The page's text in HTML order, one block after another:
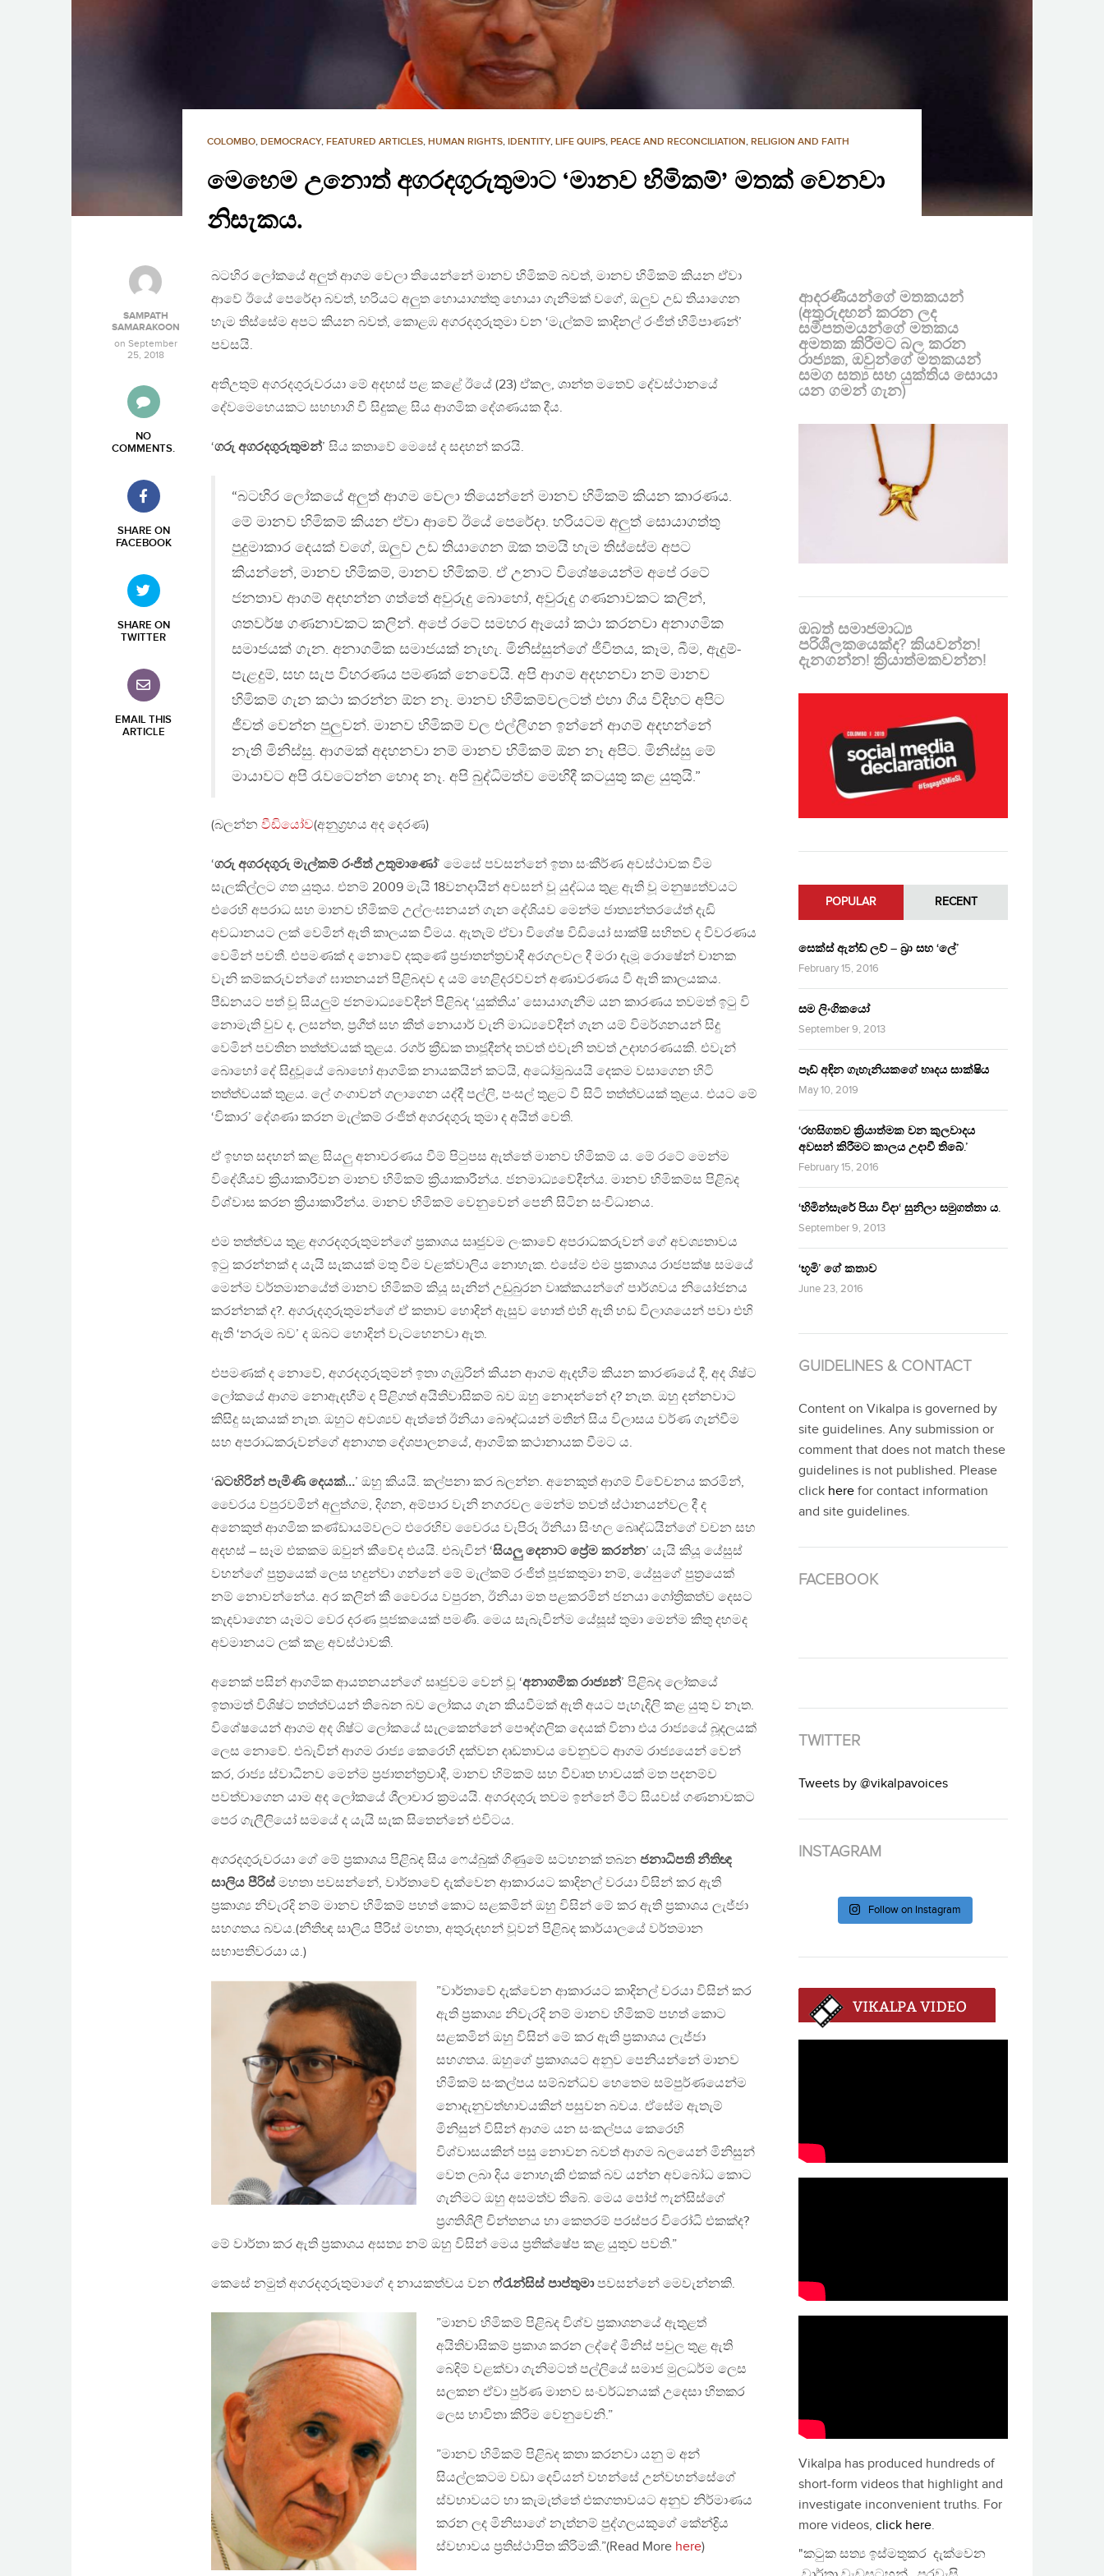
COLOMBO, DEMOCRACY, FEATURED ARTICLES, HUMAN RIGHTS, IDENTITY, LIFE QUIPS, PEACE AND RECONCILIATION, RELIGION AND FAITH
මෙහෙම උනොත් අගරදගුරුතුමාට ‘මානව හිමිකම්’ මතක් වෙනවා
නිසැකය.
SAMPATH
SAMARAKOON
on September
25, 2018
NO
COMMENTS.
SHARE ON
FACEBOOK
SHARE ON
TWITTER
EMAIL THIS
ARTICLE
බටහිර ලෝකයේ අලුත් ආගම වෙලා තියෙන්නේ මානව හිමිකම් බවත්, මානව හිමිකම් කියන ඒවා
ආවේ ඊයේ පෙරේදා බවත්, හරියට අලුත හොයාගත්තු හොයා ගැනීමක් වගේ, ඔලුව උඩ තියාගෙන
හැම තිස්සේම අපට කියන බවත්, කොළඹ අගරදගුරුතුමා වන ‘මැල්කම් කාදිනල් රංජිත් හිමිපාණන්’
පවසයි.
අතිඋතුම් අගරදගුරුවරයා මේ අදහස් පළ කළේ ඊයේ (23) ඒකල, ශාන්ත මතෙව් දේවස්ථානයේ
දේවමෙහෙයකට සහභාගි වී සිදුකළ සිය ආගමික දේශණයක දීය.
‘ගරු අගරදගුරුතුමන්’ සිය කතාවේ මෙසේ ද සදහන් කරයි.
“බටහිර ලෝකයේ අලුත් ආගම වෙලා තියෙන්නේ මානව හිමිකම් කියන කාරණය.
මේ මානව හිමිකම් කියන ඒවා ආවේ ඊයේ පෙරේදා. හරියටම අලුත් සොයාගත්තු
පුදුමාකාර දෙයක් වගේ, ඔලුව උඩ තියාගෙන ඕක තමයි හැම තිස්සේම අපට
කියන්නේ, මානව හිමිකම්, මානව හිමිකම්. ඒ උනාට විශේෂයෙන්ම අපේ රටේ
ජනතාව ආගම් අදහන්න ගත්තේ අවුරුදු බොහෝ, අවුරුදු ගණනාවකට කලින්,
ශතවර්ෂ ගණනාවකට කලින්. අපේ රටේ සමහර ඈයෝ කථා කරනවා අනාගමික
සමාජයක් ගැන. අනාගමික සමාජයක් නැහැ. මිනිස්සුන්ගේ ජීවිතය, කෑම, බීම, ඇදුම්-
පැළදුම්, සහ සැප විහරණය පමණක් නෙවෙයි. අපි ආගම අදහනවා නම් මානව
හිමිකම් ගැන කථා කරන්න ඕන නෑ. මානව හිමිකම්වලටත් එහා ගිය විදිහට අපිට
ජීවත් වෙන්න පුලුවන්. මානව හිමිකම් වල එල්ලීගන ඉන්නේ ආගම් අදහන්නේ
නැති මිනිස්සු. ආගමක් අදහනවා නම් මානව හිමිකම් ඕන නෑ අපිට. මිනිස්සු මේ
මායාවට අපි රැවටෙන්න හොද නෑ. අපි බුද්ධිමත්ව මෙහිදී කටයුතු කළ යුතුයි.”
(බලන්න වීඩියෝව(අනුග්‍රහය අද දෙරණ)
‘ගරු අගරදගුරු මැල්කම් රංජිත් උතුමාණෝ’ මෙසේ පවසන්නේ ඉතා සංකීර්ණ අවස්ථාවක වීම
සැලකිල්ලට ගත යුතුය. එනම් 2009 මැයි 18වනදායින් අවසන් වූ යුද්ධය තුළ ඇති වූ මනුෂ්‍යත්වයට
එරෙහි අපරාධ සහ මානව හිමිකම් උල්ලංඝනයන් ගැන දේශියව මෙන්ම ජාත්‍යන්තරයේත් දැඩි
අවධානයට ලක් වෙමින් ඇති කාලයක වීමය. ඇතැම් ඒවා විශේෂ විඩියෝ සාක්ෂි සහිතව ද විවරණය
වෙමින් පවතී. එපමණක් ද නොවේ දකුණේ ප්‍රජාතන්ත්‍රවාදී අරගලවල දී මරා දැමූ රොෂේන් චානක
වැනි කම්කරුවන්ගේ ඝාතනයන් පිළිබදව ද යම් හෙළිදරව්වන් අණාවරණය වී ඇති කාලයකය.
පීඩනයට පත් වූ සියලුම් ජනමාධ්‍යවේදීන් පිළිබද ‘යුක්තිය’ සොයාගැනීම යන කාරණය තවමත් ඉටු වි
නොමැති වුව ද, ලසන්ත, ප්‍රගීත් සහ කීත් නොයාර් වැනි මාධ්‍යවේදීන් ගැන යම් විමර්ශනයන් සිදු
වෙමින් පවතින තත්ත්වයක් තුළය. රගර් ක්‍රීඩක තාජූදීන්ද තවත් එවැනි තවත් උදාහරණයකි. එවැන්
බොහෝ දේ සිදුවූයේ බොහෝ ආගමික නායකයින් කටයි, අධෝමුඛයයි දෙකම වසාගෙන හිටි
තත්ත්වයක් තුළය. ලේ ගංගාවන් ගලාගෙන යද්දී පල්ලි, පංසල් තුළට වී සිටි තත්ත්වයක් තුළය. එයට මේ
‘විකාර’ දේශණා කරන මැල්කම් රංජිත් අගරදගුරු තුමා ද අයිත් වෙති.
ඒ ඉහත සදහන් කළ සියලු අනාවරණය වීම් පිටුපස ඇත්තේ මානව හිමිකම් ය. මේ රටේ මෙන්ම
විදේශීයව ක්‍රියාකාරීවන මානව හිමිකම් ක්‍රියාකාරීන්ය. ජනමාධ්‍යවේදීන්ය. මානව හිමිකම්ස පිළිබද
විශ්වාස කරන ක්‍රියාකාරීන්ය. මානව හිමිකම් වෙනුවෙන් පෙනී සිටින සංවිධානය.
එම තත්ත්වය තුළ අගරදගුරුතුමන්ගේ ප්‍රකාශය සෘජුවම ලංකාවේ අපරාධකරුවන් ගේ අවශ්‍යතාවය
ඉටු කරන්නක් ද යැයි සැකයක් මතු වීම වළක්වාලිය නොහැක. එසේම එම ප්‍රකාශය රාජපක්ෂ සමයේ
මෙන්ම වර්තමානයේත් මානව හිමිකම් කියූ සැනින් උඩුබුරන වෘක්කයන්ගේ පාර්ශවය නියෝජනය
කරන්නක් ද?. අගරුදගුරුතුමන්ගේ ඒ කතාව හොදින් ඇසුව හොත් එහි ඇති හඩ විලාශයෙන් පවා එහි
ඇති ‘නරුම බව’ ද ඔබට හොදින් වැටහෙනවා ඇත.
එපමණක් ද නොවේ, අගරදගුරුතුමන් ඉතා ගැඹුරින් කියන ආගම ඇදහීම කියන කාරණයේ දී, අද ශිෂ්ට
ලෝකයේ ආගම නොඇදහීම ද පිළිගත් අයිතිවාසිකම් බව ඔහු නොදන්නේ ද? නැත. ඔහු දන්නවාට
කිසිදු සැකයක් නැත. ඔහුට අවශ්‍යව ඇත්තේ ඊනියා බෞද්ධයන් මතින් සිය විලාසය වර්ණ ගැන්වීම
සහ අපරාධකරුවන්ගේ අනාගත දේශපාලනයේ, ආගමික කථානායක වීමට ය.
‘බටහිරින් පැමිණි දෙයක්…’ ඔහු කියයි. කල්පනා කර බලන්න. අනෙකුත් ආගම් විවේචනය කරමින්,
වෛරය වපුරවමින් අලුත්ගම, දිගන, අම්පාර වැනි නගරවල මෙන්ම තවත් ස්ථානයන්වල දී ද
අනෙකුත් ආගමික කණ්ඩායම්වලට එරෙහිව වෛරය වැපිරූ ඊනියා සිංහල බෙෘද්ධයින්ගේ වචන සහ
අදහස් – සෑම එකකම ඔවුන් කීවේද එයයි. එබැවින් ‘සියලු දෙනාට ප්‍රේම කරන්න’ යැයි කියූ යේසුස්
වහන්ගේ පුත්‍රයෙක් ලෙස හදුන්වා ගන්නේ මේ මැල්කම් රංජිත් පූජකතුමා නම්, යේසුගේ පුත්‍රයෙක්
නම් නොවන්නේය. අර කලින් කී වෛරය වපුරන, ඊනියා මත පළකරමින් ජනයා ගෝත්‍රිකත්ව දෙසට
කැදවාගෙන යෑමට වෙර දරණ පූජකයෙක් පමණි. මෙය සැබැවින්ම යේසූස් තුමා මෙන්ම කිතු දහමද
අවමානයට ලක් කළ අවස්ථාවකි.
අනෙක් පසින් ආගමික ආයතනයන්ගේ සෘජුවම වෙන් වූ ‘අනාගමික රාජ්‍යන්’ පිළිබද ලෝකයේ
ඉතාමත් විශිෂ්ට තත්ත්වයන් තිබෙන බව ලෝකය ගැන කියවීමක් ඇති අයට පැහැදිලි කළ යුතු ව නැත.
විශේෂයෙන් ආගම අද ශිෂ්ට ලෝකයේ සැලකෙන්නේ පෞද්ගලික දෙයක් විනා එය රාජ්‍යයේ බූදලයක්
ලෙස නොවේ. එබැවින් ආගම රාජ්‍ය කෙරෙහි දක්වන දෘඩතාවය වෙනුවට ආගම රාජ්‍යයෙන් වෙන්
කර, රාජ්‍ය ස්වාධීනව මෙන්ම ප්‍රජාතන්ත්‍රවාදී, මානව හිම්කම් සහ වීවෘත භාවයක් මත පදනම්ව
පවත්වාගෙන යාම අද ලෝකයේ ශීලාචාර ක්‍රමයයි. අගරදගුරු තවම ඉන්නේ මීට සියවස් ගණනාවකට
පෙර ගැලීලියෝ සමයේ ද යැයි සැක සිතෙන්නේ එවිටය.
අගරදගුරුවරයා ගේ මේ ප්‍රකාශය පිළිබද සිය ෆෙය්බුක් ගිණුමේ සටහනක් තබන ජනාධිපති නීතිඥ
සාලිය පීරිස් මහතා පවසන්නේ, වාර්තාවේ දැක්වෙන ආකාරයට කාදිනල් වරයා විසින් කර ඇති
ප්‍රකාශ්‍ය නිවැරදි නම් මානව හිමිකම් පහත් කොට සළකමින් ඔහු විසින් මේ කර ඇති ප්‍රකාශය ලැජ්ජා
සහගතය බවය.(නීතිඥ සාලිය පීරිස් මහතා, අතුරුදහන් වූවන් පිළිබද කාර්යාලයේ වර්තමාන
සභාපතිවරයා ය.)
”වාර්තාවේ දැක්වෙන ආකාරයට කාදිනල් වරයා විසින් කර
ඇති ප්‍රකාශ්‍ය නිවැරදි නම් මානව හිමිකම් පහත් කොට
සළකමින් ඔහු විසින් මේ කර ඇති ප්‍රකාශය ලැජ්ජා
සහගතය. ඔහුගේ ප්‍රකාශයට අනුව පෙනියන්නේ මානව
හිමිකම් සංකල්පය සම්බන්ධව හෙතෙම සම්පුර්ණයෙන්ම
නොදැනුවත්භාවයකින් පසුවන බවය. ඒසේම ඇතැම්
මිනිසුන් විසින් ආගම යන සංකල්පය කෙරෙහි
විශ්වාසයකින් පසු නොවන බවත් ආගම බලයෙන් මිනිසුන්
වෙත ලබා දිය නොහැකි එකක් බව යන්න අවබෝධ කොට
ගැනිමට ඔහු අසමත්ව තිබේ. මෙය පෝප් ෆැන්සිස්ගේ
ප්‍රගතිශිලී චින්තනය හා කෙතරම් පරස්පර විරෝධි එකක්ද?
මේ වාර්තා කර ඇති ප්‍රකාශය අසත්‍ය නම් ඔහු විසින් මෙය ප්‍රතික්ෂේප කළ යුතුව පවති.”
කෙසේ නමුත් අගරදගුරුතුමාගේ ද නායකත්වය වන ෆ්රැන්සිස් පාප්තුමාපවසන්නේ මෙවැන්නකි.
”මානව හිමිකම් පිළිබද විශ්ව ප්‍රකාශනයේ ඇතුළත්
අයිතිවාසිකම් ප්‍රකාශ කරන ලද්දේ මිනිස් පවුල තුළ ඇති
බෙදිම් වළක්වා ගැනිමටත් පල්ලියේ සමාජ මුලධර්ම ලෙස
සලකන ඒවා පුර්ණ මානව සංවර්ධනයක් උදෙසා හිතකර
ලෙස භාවිතා කිරිම වෙනුවෙනි.”
”මානව හිමිකම් පිළිබද කතා කරනවා යනු ම අන්
සියල්ලකටම වඩා දෙවියන් වහන්සේ උන්වහන්සේගේ
ස්වභාවයට හා කැමැත්තේ එකගතාවයට අනුව නිර්මාණය
කරන ලද මිනිසාගේ නැත්නම් පුද්ගලයකුගේ කේන්ද්‍රිය
ස්වභාවය ප්‍රතිස්ථාපිත කිරිමකී.”(Read More here)
ආදරණීයන්ගේ මතකයන්
(අතුරුදහන් කරන ලද
සමීපතමයන්ගේ මතකය
අමතක කිරීමට බල කරන
රාජ්‍යක, ඔවුන්ගේ මතකයන්
සමග සත්‍ය සහ යුක්තිය සොයා
යන ගමන් ගැන)
ඔබත් සමාජමාධ්‍ය
පරිශීලකයෙක්ද? කියවන්න!
දැනගන්න! ක්‍රියාත්මකවන්න!
POPULAR RECENT
සෙක්ස් ඇන්ඩ් ලව් – බ්‍රා සහ ‘ලේ’
February 15, 2016
සම ලිංගිකයෝ
September 9, 2013
පෑඩ් අඳින ගැහැනියකගේ හෘදය සාක්ෂිය
May 10, 2019
‘රහසිගතව ක්‍රියාත්මක වන කුලවාදය
අවසන් කිරීමට කාලය උදාවී තිබේ.’
February 15, 2016
‘හිමින්සැරේ පියා විදා‘ සුනිලා සමුගත්තා ය.
September 9, 2013
‘භූමි’ ගේ කතාව
June 23, 2016
GUIDELINES & CONTACT
Content on Vikalpa is governed by
site guidelines. Any submission or
comment that does not match these
guidelines is not published. Please
click here for contact information
and site guidelines.
FACEBOOK
TWITTER
Tweets by @vikalpavoices
INSTAGRAM
Follow on Instagram
Vikalpa has produced hundreds of
short-form videos that highlight and
investigate inconvenient truths. For
more videos, click here.
"කටුක සත්‍ය ඉස්මතුකර දැක්වෙන